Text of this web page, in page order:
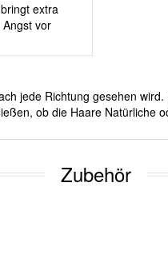
extra
vor
jede Richtung gesehen
ob die Haare Natürliche
Zubehör